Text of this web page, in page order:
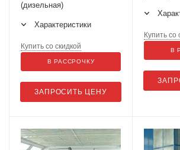
(дизельная)
Характеристики
ЗАПРОСИТЬ ЦЕНУ
Купить со скидкой
В РАССРОЧКУ
Купить со
В